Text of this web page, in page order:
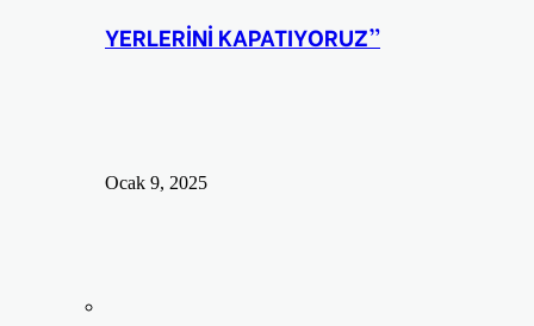
YERLERİNİ KAPATIYORUZ”
Ocak 9, 2025